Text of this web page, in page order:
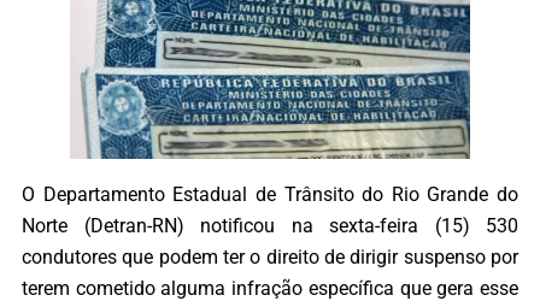
O Departamento Estadual de Trânsito do Rio Grande do
Norte (Detran-RN) notificou na sexta-feira (15) 530
condutores que podem ter o direito de dirigir suspenso por
terem cometido alguma infração específica que gera esse